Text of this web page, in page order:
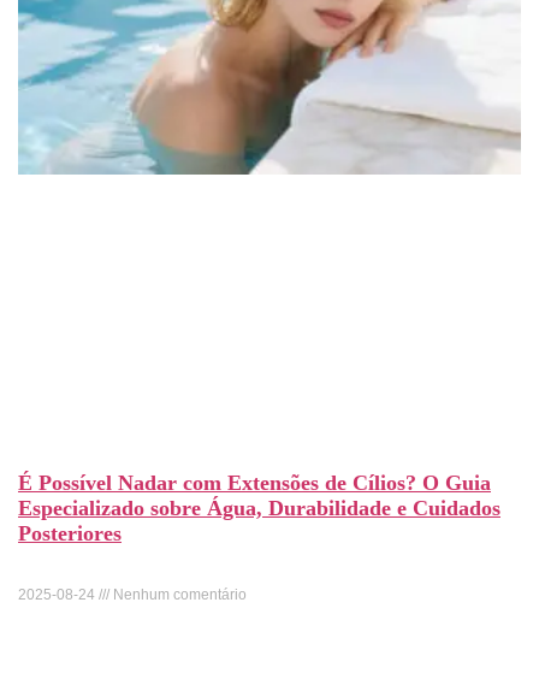
É Possível Nadar com Extensões de Cílios? O Guia
Especializado sobre Água, Durabilidade e Cuidados
Posteriores
2025-08-24 Nenhum comentário